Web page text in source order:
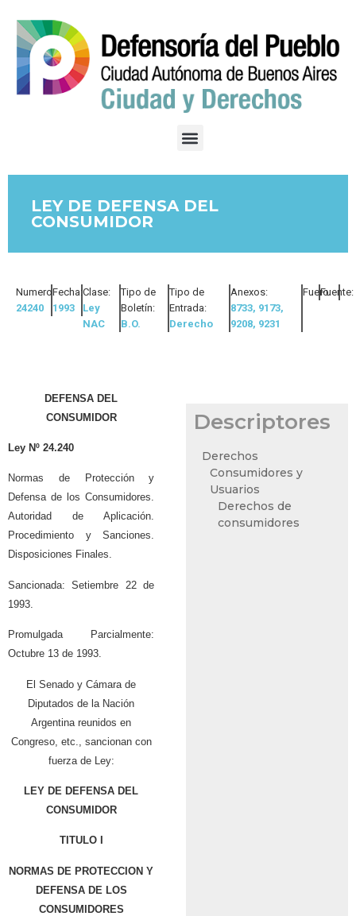
LEY DE DEFENSA DEL
CONSUMIDOR
Numero:
24240
Fecha:
1993
Clase:
Ley
NAC
Tipo de
Boletín:
B.O.
Tipo de
Entrada:
Derecho
Anexos:
8733, 9173,
9208, 9231
Fuero:Fuente:
DEFENSA DEL
CONSUMIDOR
Ley Nº 24.240
Normas de Protección y
Defensa de los Consumidores.
Autoridad de Aplicación.
Procedimiento y Sanciones.
Disposiciones Finales.
Sancionada: Setiembre 22 de
1993.
Promulgada Parcialmente:
Octubre 13 de 1993.
El Senado y Cámara de
Diputados de la Nación
Argentina reunidos en
Congreso, etc., sancionan con
fuerza de Ley:
LEY DE DEFENSA DEL
CONSUMIDOR
TITULO I
NORMAS DE PROTECCION Y
DEFENSA DE LOS
CONSUMIDORES
Descriptores
Derechos
Consumidores y
Usuarios
Derechos de
consumidores